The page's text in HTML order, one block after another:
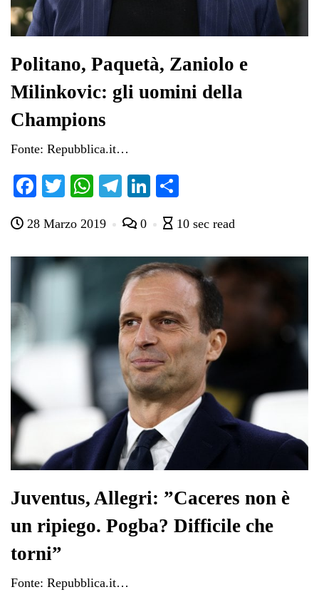
Politano, Paquetà, Zaniolo e
Milinkovic: gli uomini della
Champions
Fonte: Repubblica.it…
Fa
bo
ok
T
tte
r
W
ts
A
Te
gr
a
m
Li
ed
In
di
vi
di
28 Marzo 2019 0 10 sec read
Juventus, Allegri: ”Caceres non è
un ripiego. Pogba? Difficile che
torni”
Fonte: Repubblica.it…